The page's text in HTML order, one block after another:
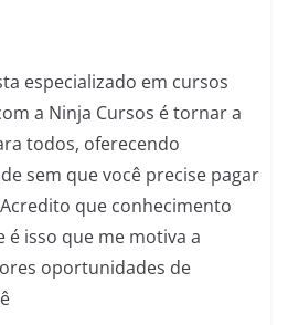
especializado em cursos
a Ninja Cursos é tornar a
todos, oferecendo
sem que você precise pagar
que conhecimento
é isso que me motiva a
oportunidades de